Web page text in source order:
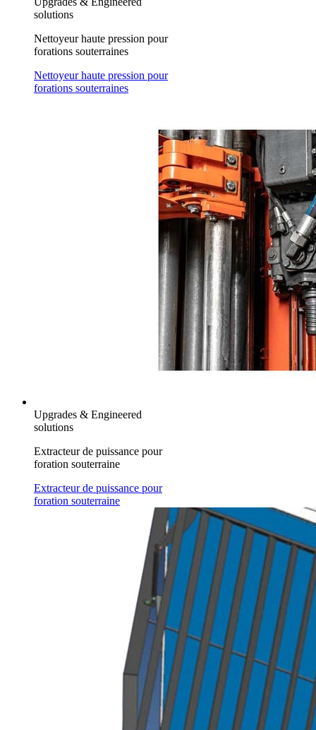
solutions
Nettoyeur haute pression pour
forations souterraines
Nettoyeur haute pression pour
forations souterraines
Upgrades & Engineered
solutions
Extracteur de puissance pour
foration souterraine
Extracteur de puissance pour
foration souterraine